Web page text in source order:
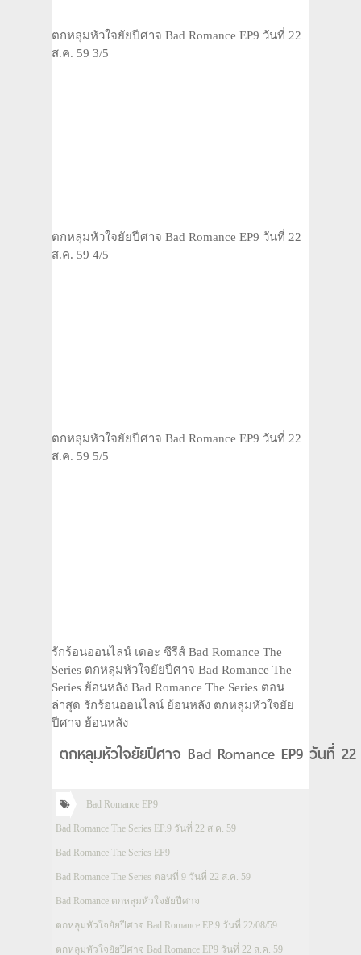
ตกหลุมหัวใจยัยปีศาจ Bad Romance EP9 วันที่ 22
ส.ค. 59 3/5
ตกหลุมหัวใจยัยปีศาจ Bad Romance EP9 วันที่ 22
ส.ค. 59 4/5
ตกหลุมหัวใจยัยปีศาจ Bad Romance EP9 วันที่ 22
ส.ค. 59 5/5
รักร้อนออนไลน์ เดอะ ซีรีส์ Bad Romance The
Series ตกหลุมหัวใจยัยปีศาจ Bad Romance The
Series ย้อนหลัง Bad Romance The Series ตอน
ล่าสุด รักร้อนออนไลน์ ย้อนหลัง ตกหลุมหัวใจยัย
ปีศาจ ย้อนหลัง
ตกหลุมหัวใจยัยปีศาจ Bad Romance EP9 วันที่
Bad Romance EP9
Bad Romance The Series EP.9 วันที่ 22 ส.ค. 59
Bad Romance The Series EP9
Bad Romance The Series ตอนที่ 9 วันที่ 22 ส.ค. 59
Bad Romance ตกหลุมหัวใจยัยปีศาจ
ตกหลุมหัวใจยัยปีศาจ Bad Romance EP.9 วันที่ 22/08/59
ตกหลุมหัวใจยัยปีศาจ Bad Romance EP9 วันที่ 22 ส.ค. 59